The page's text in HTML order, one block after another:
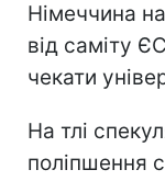
Німеччина
від саміту
чекати
На тлі
поліпшення